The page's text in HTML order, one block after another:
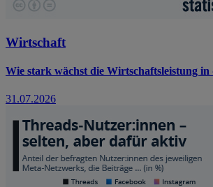
Wirtschaft
Wie stark wächst die Wirtschaftsleistung in
31.07.2026